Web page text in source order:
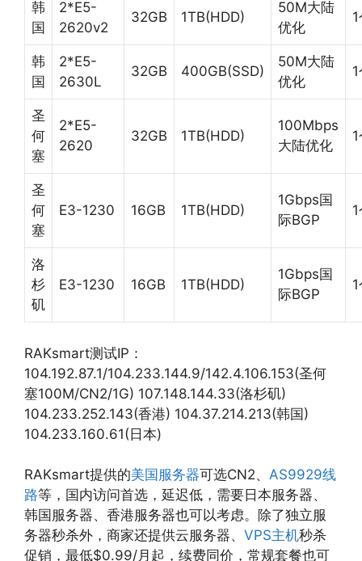
韩
国
2*E5-
2620v2
32GB 1TB(HDD)
50M大陆
优化
韩
国
2*E5-
2630L
32GB 400GB(SSD)
50M大陆
优化
圣
何
塞
2*E5-
2620
32GB 1TB(HDD)
100Mbps
大陆优化
圣
何
塞
E3-1230 16GB 1TB(HDD)
1Gbps国
际BGP
洛
杉
矶
E3-1230 16GB 1TB(HDD)
1Gbps国
际BGP
RAKsmart测试IP：
104.192.87.1/104.233.144.9/142.4.106.153(圣何
塞100M/CN2/1G) 107.148.144.33(洛杉矶)
104.233.252.143(香港) 104.37.214.213(韩国)
104.233.160.61(日本)
RAKsmart提供的美国服务器可选CN2、 AS9929线
路等，国内访问首选，延迟低，需要日本服务器、
韩国服务器、香港服务器也可以考虑。除了独立服
务器秒杀外，商家还提供云服务器、 VPS主机秒杀
促销，最低$0.99/月起，续费同价，常规套餐也可